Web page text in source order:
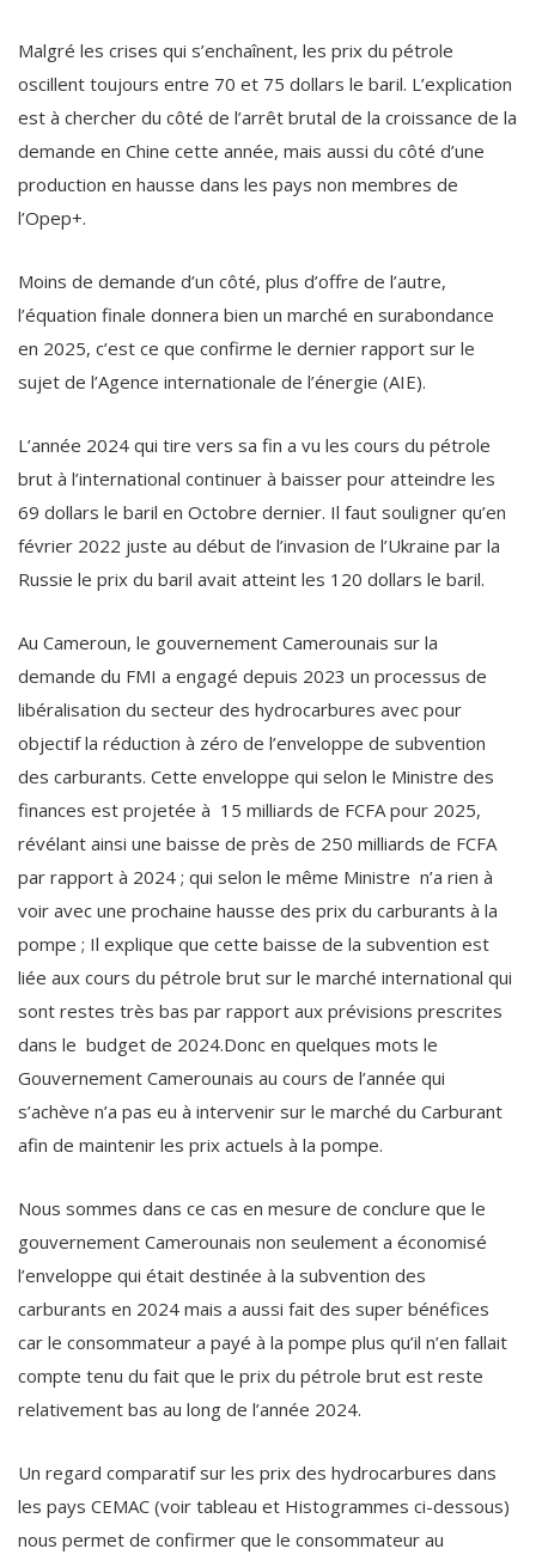
Malgré les crises qui s’enchaînent, les prix du pétrole
oscillent toujours entre 70 et 75 dollars le baril. L’explication
est à chercher du côté de l’arrêt brutal de la croissance de la
demande en Chine cette année, mais aussi du côté d’une
production en hausse dans les pays non membres de
l’Opep+.
Moins de demande d’un côté, plus d’offre de l’autre,
l’équation finale donnera bien un marché en surabondance
en 2025, c’est ce que confirme le dernier rapport sur le
sujet de l’Agence internationale de l’énergie (AIE).
L’année 2024 qui tire vers sa fin a vu les cours du pétrole
brut à l’international continuer à baisser pour atteindre les
69 dollars le baril en Octobre dernier. Il faut souligner qu’en
février 2022 juste au début de l’invasion de l’Ukraine par la
Russie le prix du baril avait atteint les 120 dollars le baril.
Au Cameroun, le gouvernement Camerounais sur la
demande du FMI a engagé depuis 2023 un processus de
libéralisation du secteur des hydrocarbures avec pour
objectif la réduction à zéro de l’enveloppe de subvention
des carburants. Cette enveloppe qui selon le Ministre des
finances est projetée à 15 milliards de FCFA pour 2025,
révélant ainsi une baisse de près de 250 milliards de FCFA
par rapport à 2024 ; qui selon le même Ministre n’a rien à
voir avec une prochaine hausse des prix du carburants à la
pompe ; Il explique que cette baisse de la subvention est
liée aux cours du pétrole brut sur le marché international qui
sont restes très bas par rapport aux prévisions prescrites
dans le budget de 2024.Donc en quelques mots le
Gouvernement Camerounais au cours de l’année qui
s’achève n’a pas eu à intervenir sur le marché du Carburant
afin de maintenir les prix actuels à la pompe.
Nous sommes dans ce cas en mesure de conclure que le
gouvernement Camerounais non seulement a économisé
l’enveloppe qui était destinée à la subvention des
carburants en 2024 mais a aussi fait des super bénéfices
car le consommateur a payé à la pompe plus qu’il n’en fallait
compte tenu du fait que le prix du pétrole brut est reste
relativement bas au long de l’année 2024.
Un regard comparatif sur les prix des hydrocarbures dans
les pays CEMAC (voir tableau et Histogrammes ci-dessous)
nous permet de confirmer que le consommateur au